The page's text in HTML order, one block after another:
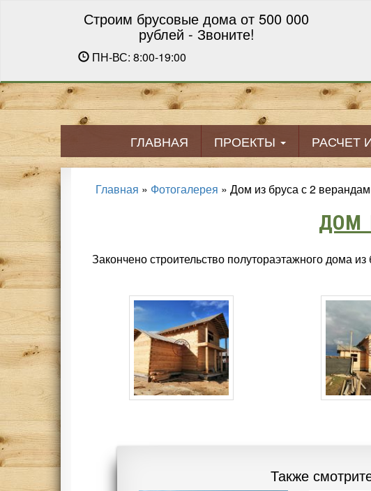
Строим брусовые дома от 500 000
рублей - Звоните!
ПН-ВС: 8:00-19:00
ГЛАВНАЯ ПРОЕКТЫ РАСЧЕТ
Главная » Фотогалерея » Дом из бруса с 2
ДОМ
Закончено строительство полутораэтажного дома
Также